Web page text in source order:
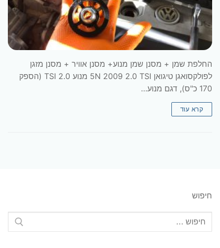
החלפת שמן + מסנן שמן מנוע+ מסנן אוויר + מסנן מזגן
לפולקסואגן טיגואן 5N 2009 2.0 TSI מנוע 2.0 TSI (הספק
170 כ"ס), דגם מנוע…
קרא עוד
חיפוש